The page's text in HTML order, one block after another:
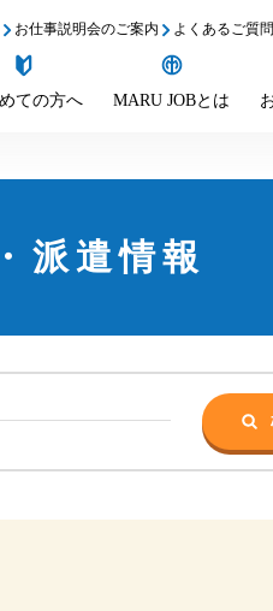
お仕事説明会のご案内 よくあるご質問
ての方へ MARU JOBとは
派遣情報